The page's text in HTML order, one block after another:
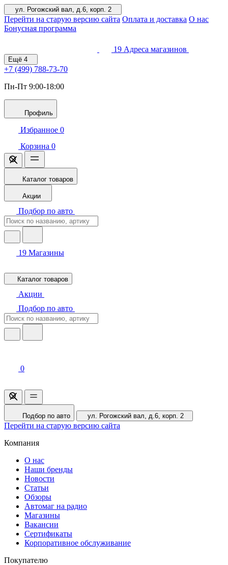
ул. Рогожский вал, д.6, корп. 2
Перейти на старую версию сайта Оплата и доставка О нас
Бонусная программа
19 Адреса магазинов
Ещё 4
+7 (499) 788-73-70
Пн-Пт 9:00-18:00
Профиль
Избранное 0
Корзина 0
Каталог товаров
Акции
Подбор по авто
19 Магазины
Каталог товаров
Акции
Подбор по авто
0
Подбор по авто ул. Рогожский вал, д.6, корп. 2
Перейти на старую версию сайта
Компания
О нас
Наши бренды
Новости
Статьи
Обзоры
Автомаг на радио
Магазины
Вакансии
Сертификаты
Корпоративное обслуживание
Покупателю